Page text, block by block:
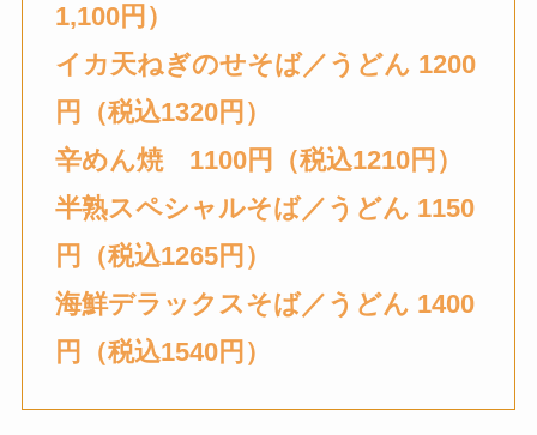
1,100円）
イカ天ねぎのせそば／うどん 1200
円（税込1320円）
辛めん焼 1100円（税込1210円）
半熟スペシャルそば／うどん 1150
円（税込1265円）
海鮮デラックスそば／うどん 1400
円（税込1540円）